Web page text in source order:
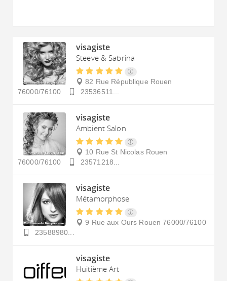
visagiste
Steeve & Sabrina
82 Rue République Rouen
76000/76100
23536511...
visagiste
Ambient Salon
10 Rue St Nicolas Rouen
76000/76100
23571218...
visagiste
Métamorphose
9 Rue aux Ours Rouen 76000/76100
23588980...
visagiste
Huitième Art